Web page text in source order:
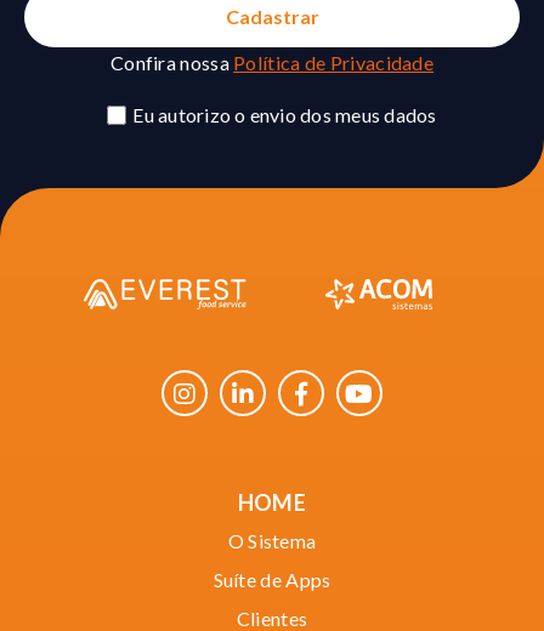
Confira nossa Política de Privacidade
Eu autorizo o envio dos meus dados
HOME
O Sistema
Suíte de Apps
Clientes